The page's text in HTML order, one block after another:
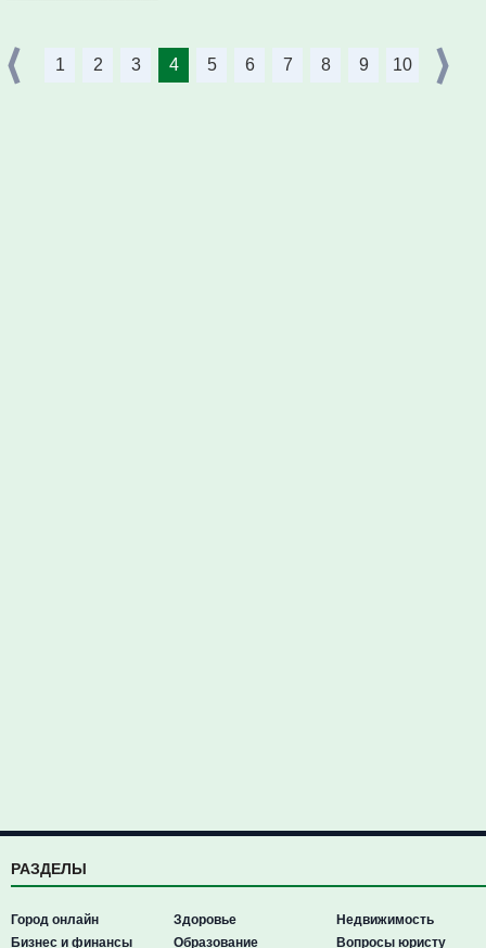
1 2 3 4 5 6 7 8 9 10
РАЗДЕЛЫ
Город онлайн
Бизнес и финансы
Здоровье
Образование
Недвижимость
Вопросы юристу